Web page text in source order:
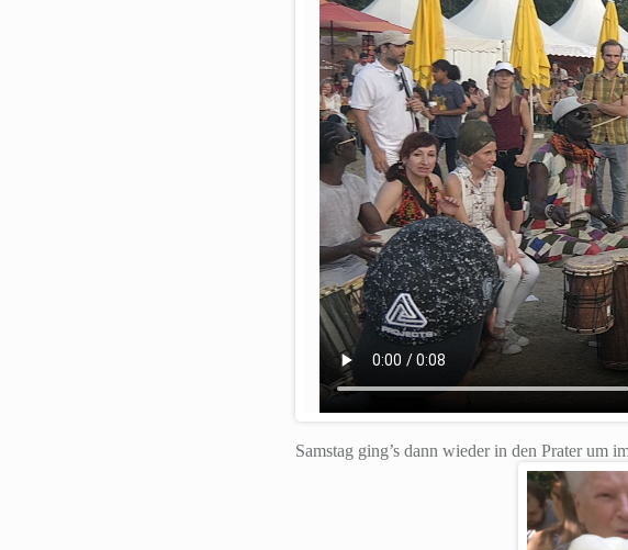
Samstag ging’s dann wieder in den Prater um